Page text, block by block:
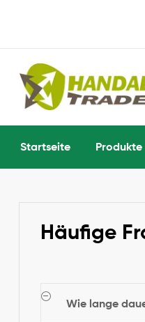
Startseite Produkte
Häufige
Wie lange